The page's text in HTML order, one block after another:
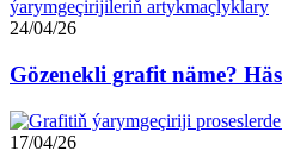
24/04/26
Gözenekli grafit näme?
17/04/26